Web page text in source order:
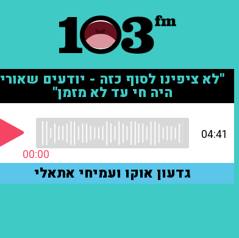
"לא ציפינו לסוף כזה - יודעים שאורי
היה חי עד לא מזמן"
00:00
04:41
גדעון אוקו ועמיחי אתאלי